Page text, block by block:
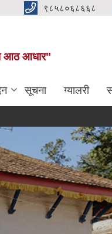
९८५८०६८६६८
आठ आधार"
सूचना ग्यालरी